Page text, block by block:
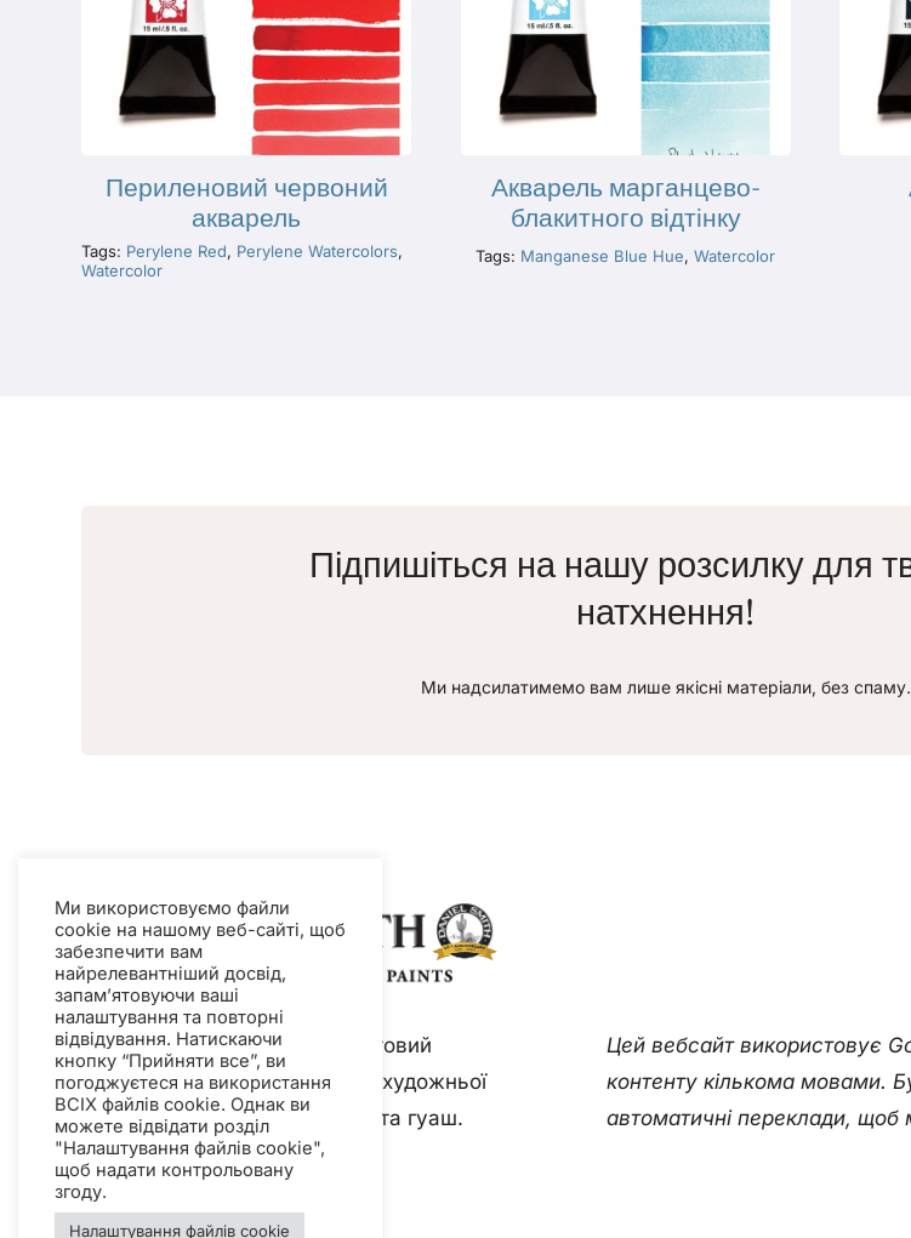
Периленовий червоний
акварель
Tags: Perylene Red, Perylene Watercolors,
Watercolor
Акварель марганцево-
блакитного відтінку
Tags: Manganese Blue Hue,Watercolor
Підпишіться на нашу розсилку для
натхнення!
Ми надсилатимемо вам лише якісні матеріали, без спаму.
Daniel Smith — провідний світовий
виробник фарб та матеріалів художньої
якості, включаючи акварель та гуаш.
Цей вебсайт використовує
контенту кількома мовами.
автоматичні переклади,
Ми використовуємо файли
cookie на нашому веб-сайті, щоб
забезпечити вам
найрелевантніший досвід,
запам’ятовуючи ваші
налаштування та повторні
відвідування. Натискаючи
кнопку “Прийняти все”, ви
погоджуєтеся на використання
ВСІХ файлів cookie. Однак ви
можете відвідати розділ
"Налаштування файлів cookie",
щоб надати контрольовану
згоду.
Налаштування файлів cookie